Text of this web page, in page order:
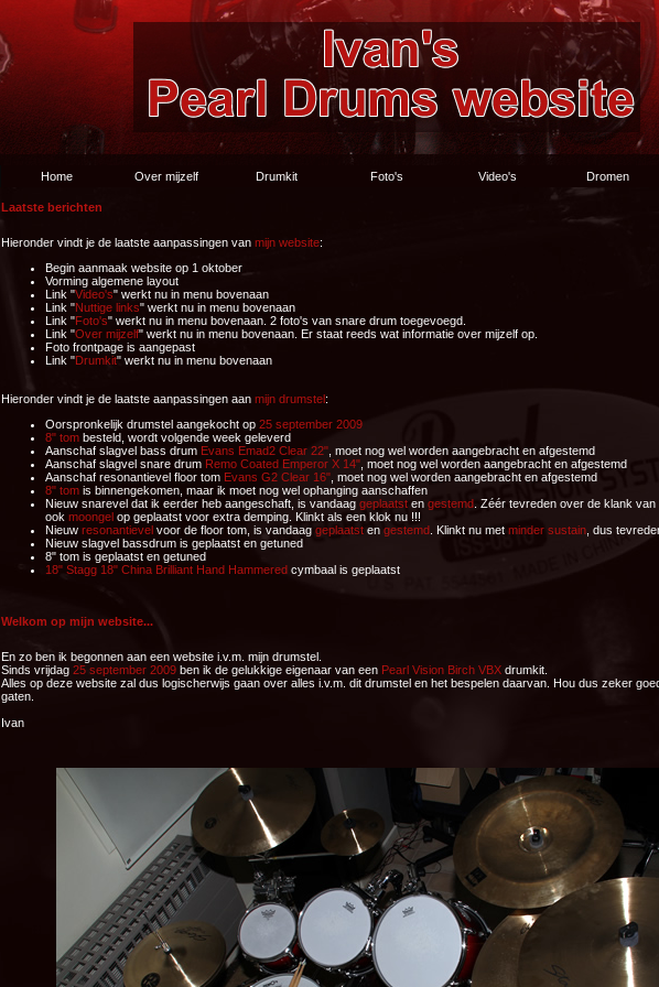
Home Over mijzelf Drumkit Foto's Video's Dromen
Laatste berichten
Hieronder vindt je de laatste aanpassingen van mijn website:
Begin aanmaak website op 1 oktober
Vorming algemene layout
Link "Video's" werkt nu in menu bovenaan
Link "Nuttige links" werkt nu in menu bovenaan
Link "Foto's" werkt nu in menu bovenaan. 2 foto's van snare drum toegevoegd.
Link "Over mijzelf" werkt nu in menu bovenaan. Er staat reeds wat informatie over mijzelf op.
Foto frontpage is aangepast
Link "Drumkit" werkt nu in menu bovenaan
Hieronder vindt je de laatste aanpassingen aan mijn drumstel:
Oorspronkelijk drumstel aangekocht op 25 september 2009
8" tom besteld, wordt volgende week geleverd
Aanschaf slagvel bass drum Evans Emad2 Clear 22" , moet nog wel worden aangebracht en afgestemd
Aanschaf slagvel snare drum Remo Coated Emperor X 14" , moet nog wel worden aangebracht en afgestemd
Aanschaf resonantievel floor tom Evans G2 Clear 16" , moet nog wel worden aangebracht en afgestemd
8" tom is binnengekomen, maar ik moet nog wel ophanging aanschaffen
Nieuw snarevel dat ik eerder heb aangeschaft, is vandaag geplaatst en gestemd . Zéér tevreden over de klank
ook moongel op geplaatst voor extra demping. Klinkt als een klok nu !!!
Nieuw resonantievel voor de floor tom, is vandaag geplaatst en gestemd . Klinkt nu met minder sustain , dus
Nieuw slagvel bassdrum is geplaatst en getuned
8" tom is geplaatst en getuned
18" Stagg 18" China Brilliant Hand Hammered cymbaal is geplaatst
Welkom op mijn website...
En zo ben ik begonnen aan een website i.v.m. mijn drumstel.
Sinds vrijdag 25 september 2009 ben ik de gelukkige eigenaar van een Pearl Vision Birch VBX drumkit.
Alles op deze website zal dus logischerwijs gaan over alles i.v.m. dit drumstel en het bespelen daarvan. Hou dus zeker
gaten.
Ivan